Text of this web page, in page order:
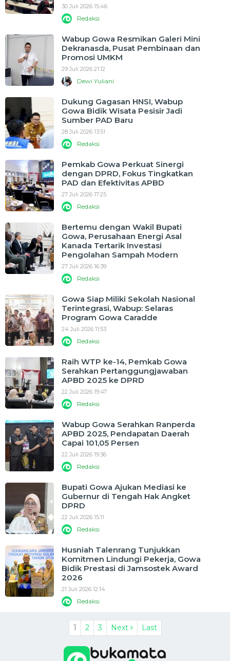
30 Juli 2026 15:46
Redaksi
Wabup Gowa Resmikan Galeri Mini
Dekranasda, Pusat Pembinaan dan
Promosi UMKM
29 Juli 2026 21:12
Dewi Yuliani
Dukung Gagasan HNSI, Wabup
Gowa Bidik Wisata Pesisir Jadi
Sumber PAD Baru
28 Juli 2026 13:51
Redaksi
Pemkab Gowa Perkuat Sinergi
dengan DPRD, Fokus Tingkatkan
PAD dan Efektivitas APBD
27 Juli 2026 17:25
Redaksi
Bertemu dengan Wakil Bupati
Gowa, Perusahaan Energi Asal
Kanada Tertarik Investasi
Pengolahan Sampah Modern
27 Juli 2026 16:39
Redaksi
Gowa Siap Miliki Sekolah Nasional
Terintegrasi, Wabup: Selaras
Program Gowa Caradde
24 Juli 2026 11:53
Redaksi
Raih WTP ke-14, Pemkab Gowa
Serahkan Pertanggungjawaban
APBD 2025 ke DPRD
22 Juli 2026 19:47
Redaksi
Wabup Gowa Serahkan Ranperda
APBD 2025, Pendapatan Daerah
Capai 101,05 Persen
22 Juli 2026 19:36
Redaksi
Bupati Gowa Ajukan Mediasi ke
Gubernur di Tengah Hak Angket
DPRD
22 Juli 2026 15:11
Redaksi
Husniah Talenrang Tunjukkan
Komitmen Lindungi Pekerja, Gowa
Bidik Prestasi di Jamsostek Award
2026
21 Juli 2026 12:14
Redaksi
1 2 3 Next Last